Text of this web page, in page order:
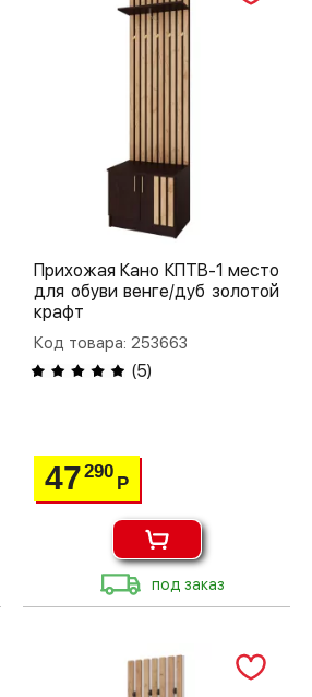
Прихожая Кано КПТВ-1 место
для обуви венге/дуб золотой
крафт
Код товара: 253663
(5)
47290
Р
под заказ